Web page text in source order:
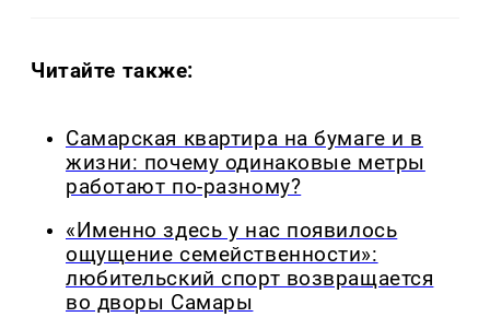
Читайте также:
Самарская квартира на бумаге и в
жизни: почему одинаковые метры
работают по-разному?
«Именно здесь у нас появилось
ощущение семейственности»:
любительский спорт возвращается
во дворы Самары